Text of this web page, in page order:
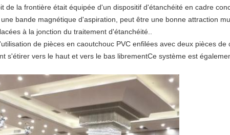
de la frontière était équipée d'un dispositif d'étanchéité en cadre
bande magnétique d'aspiration, peut être une bonne attraction
à la jonction du traitement d'étanchéité..
de pièces en caoutchouc PVC enfilées avec deux pièces
s'étirer vers le haut et vers le bas librementCe système est